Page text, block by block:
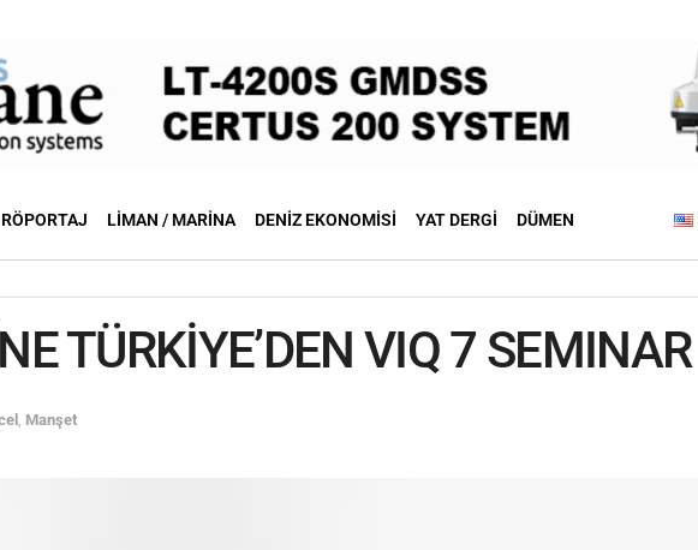
RÖPORTAJ LIMAN / MARINA DENIZ EKONOMISI YAT DERGI DÜMEN
TÜRKİYE’DEN VIQ 7 SEMINAR
Manşet